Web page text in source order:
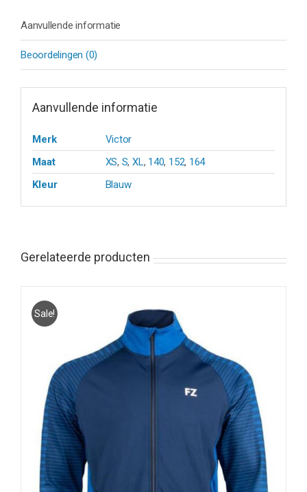
Aanvullende informatie
Beoordelingen (0)
Aanvullende informatie
Merk
Victor
Maat
XS, S, XL, 140, 152, 164
Kleur
Blauw
Gerelateerde producten
Sale!